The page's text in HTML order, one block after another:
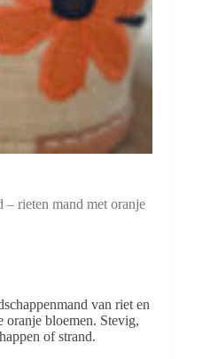
– rieten mand met oranje
van riet en
bloemen. Stevig,
of strand.